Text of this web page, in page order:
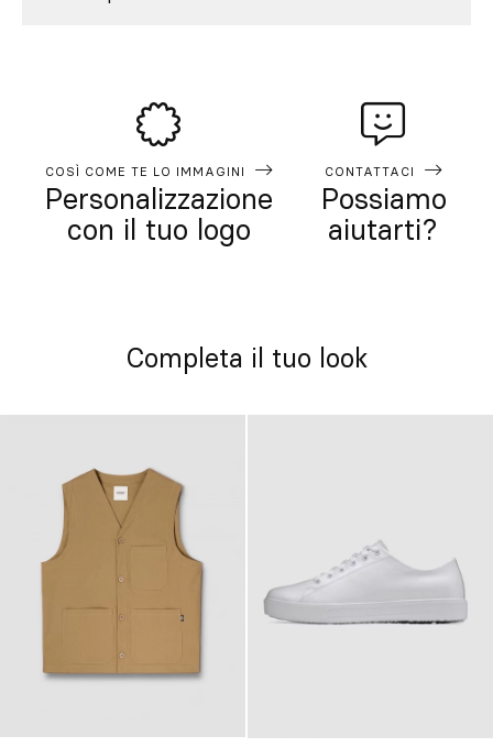
COSÌ COME TE LO IMMAGINI
Personalizzazione
con il tuo logo
CONTATTACI
Possiamo
aiutarti?
Completa il tuo look